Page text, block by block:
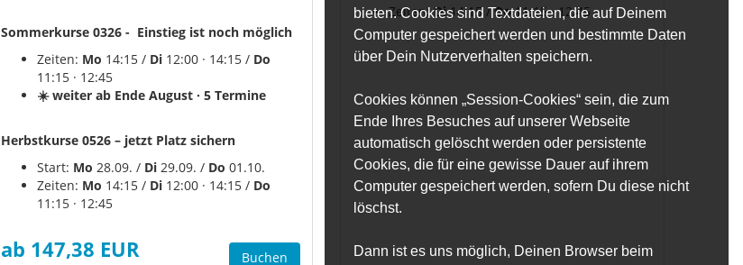
bieten. Cookies sind Textdateien, die auf Deinem
Computer gespeichert werden und bestimmte Daten
über Dein Nutzerverhalten speichern.
Cookies können „Session-Cookies“ sein, die zum
Ende Ihres Besuches auf unserer Webseite
automatisch gelöscht werden oder persistente
Cookies, die für eine gewisse Dauer auf ihrem
Computer gespeichert werden, sofern Du diese nicht
löschst.
Dann ist es uns möglich, Deinen Browser beim
Sommerkurse 0326 - Einstieg ist noch möglich
Zeiten: Mo 14:15 / Di 12:00 · 14:15 / Do
11:15 · 12:45
☀️ weiter ab Ende August · 5 Termine
Herbstkurse 0526 – jetzt Platz sichern
Start: Mo 28.09. / Di 29.09. / Do 01.10.
Zeiten: Mo 14:15 / Di 12:00 · 14:15 / Do
11:15 · 12:45
ab 147,38 EUR Buchen
Zeiten:Di14:15 /Do11:15 · 12:45